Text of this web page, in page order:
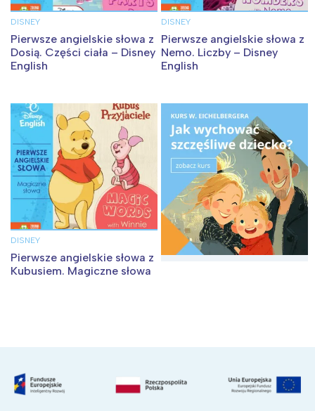
DISNEY
Pierwsze angielskie słowa z
Dosią. Części ciała – Disney
English
DISNEY
Pierwsze angielskie słowa z
Nemo. Liczby – Disney
English
DISNEY
Pierwsze angielskie słowa z
Kubusiem. Magiczne słowa